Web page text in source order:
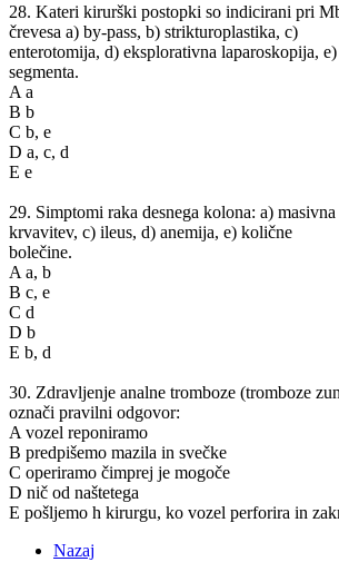
28. Kateri kirurški postopki so indicirani pri
črevesa a) by-pass, b) strikturoplastika, c)
enterotomija, d) eksplorativna laparoskopija,
segmenta.
A a
B b
C b, e
D a, c, d
E e
29. Simptomi raka desnega kolona: a)
krvavitev, c) ileus, d) anemija, e) količne
bolečine.
A a, b
B c, e
C d
D b
E b, d
30. Zdravljenje analne tromboze (tromboze
označi pravilni odgovor:
A vozel reponiramo
B predpišemo mazila in svečke
C operiramo čimprej je mogoče
D nič od naštetega
E pošljemo h kirurgu, ko vozel perforira in
Nazaj